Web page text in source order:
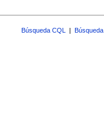
Búsqueda CQL |